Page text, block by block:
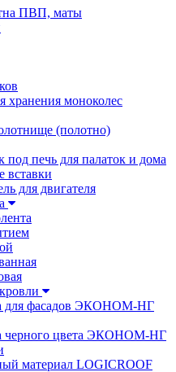
ПВП, маты
хранения моноколес
(полотно)
печь для палаток и дома
вставки
для двигателя
для фасадов ЭКОНОМ-НГ
черного цвета ЭКОНОМ-НГ
материал LOGICROOF